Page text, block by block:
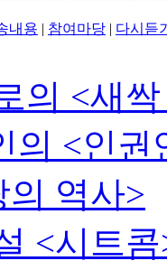
내용 | 참여마당 | 다시듣
의 <새
의 <인
의 역사>
<시트